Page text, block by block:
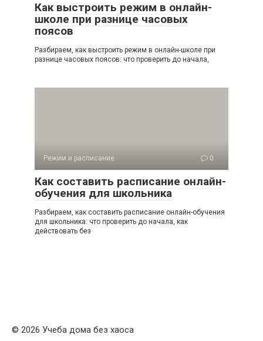
Как выстроить режим в онлайн-
школе при разнице часовых
поясов
Разбираем, как выстроить режим в онлайн-школе при
разнице часовых поясов: что проверить до начала,
Режим и расписание 0
Как составить расписание онлайн-
обучения для школьника
Разбираем, как составить расписание онлайн-обучения
для школьника: что проверить до начала, как
действовать без
© 2026 Учеба дома без хаоса